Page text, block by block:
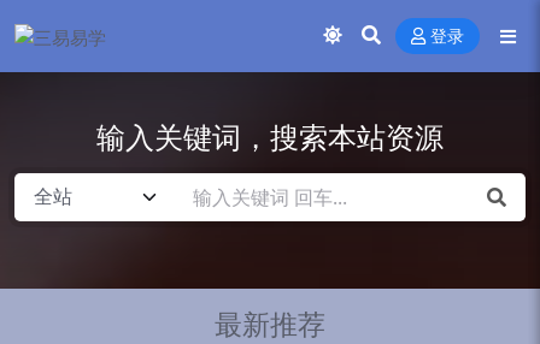
登录
输入关键词，搜索本站资源
最新推荐